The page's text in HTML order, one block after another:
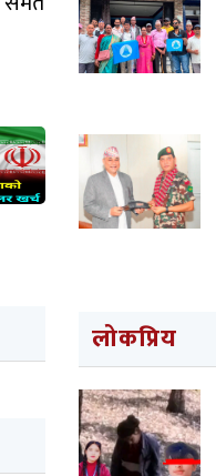
लोकप्रिय